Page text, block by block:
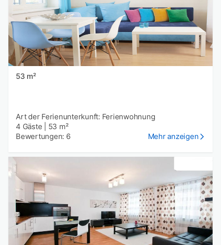
53 m²
Art der Ferienunterkunft: Ferienwohnung
4 Gäste
53 m²
Bewertungen: 6
Mehr anzeigen